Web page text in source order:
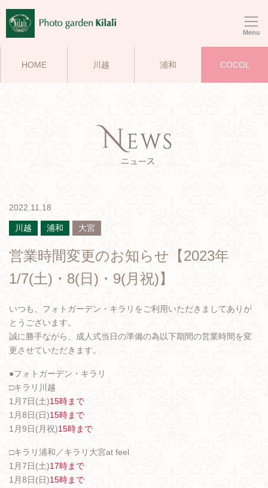
Menu
HOME 川越 浦和 COCOL
2022.11.18
川越 浦和 大宮
営業時間変更のお知らせ【2023年
1/7(土)・8(日)・9(月祝)】
いつも、フォトガーデン・キラリをご利用いただきましてありが
とうございます。
誠に勝手ながら、成人式当日の準備の為以下期間の営業時間を変
更させていただきます。
●フォトガーデン・キラリ
□キラリ川越
1月7日(土)15時まで
1月8日(日)15時まで
1月9日(月祝)15時まで
□キラリ浦和／キラリ大宮at feel
1月7日(土)17時まで
1月8日(日)15時まで